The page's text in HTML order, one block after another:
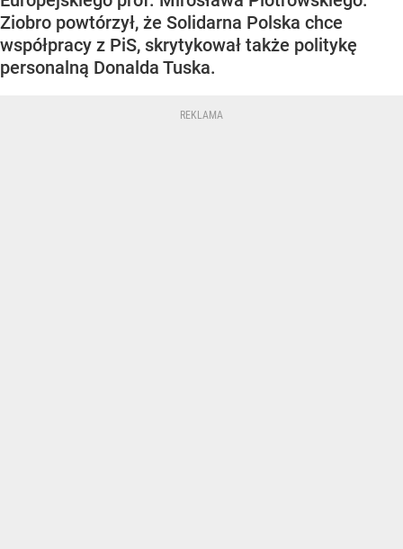
Ziobro powtórzył, że Solidarna Polska chce
współpracy z PiS, skrytykował także politykę
personalną Donalda Tuska.